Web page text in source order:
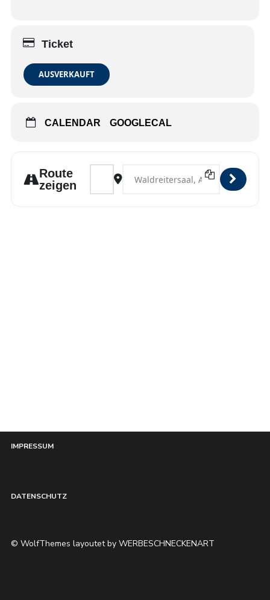
Ticket
AUSVERKAUFT
CALENDAR GOOGLECAL
Route
zeigen
Address - Großhansdorf [jDArUpRfG]
Destination Address -
IMPRESSUM
DATENSCHUTZ
© WolfThemes layoutet by WERBESCHNECKENART